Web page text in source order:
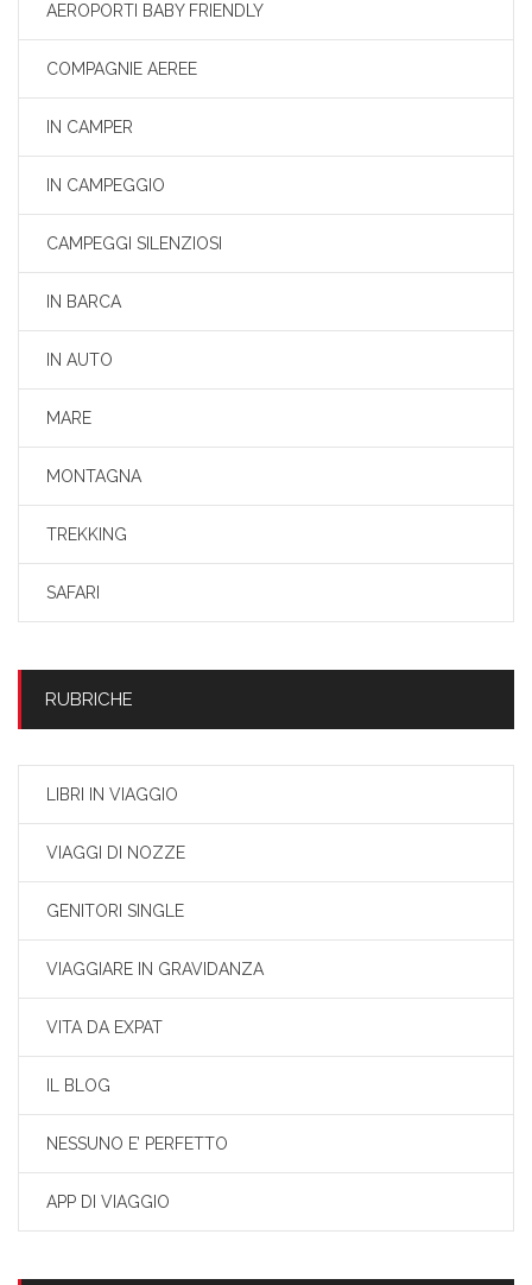
AEROPORTI BABY FRIENDLY
COMPAGNIE AEREE
IN CAMPER
IN CAMPEGGIO
CAMPEGGI SILENZIOSI
IN BARCA
IN AUTO
MARE
MONTAGNA
TREKKING
SAFARI
RUBRICHE
LIBRI IN VIAGGIO
VIAGGI DI NOZZE
GENITORI SINGLE
VIAGGIARE IN GRAVIDANZA
VITA DA EXPAT
IL BLOG
NESSUNO E’ PERFETTO
APP DI VIAGGIO